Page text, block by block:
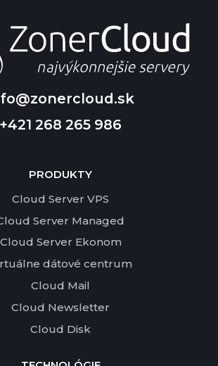
+421 268 265 986
PRODUKTY
Cloud Server VPS
Server Managed
Cloud Server Ekonom
dátové centrum
Cloud Mail
Cloud Newsletter
Cloud Disk